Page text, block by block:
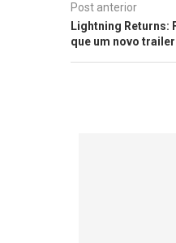
Post anterior
Lightning Returns:
que um novo